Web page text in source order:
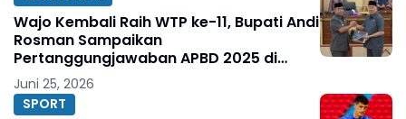
Wajo Kembali Raih WTP ke-11, Bupati Andi
Rosman Sampaikan
Pertanggungjawaban APBD 2025 di
DPRD
Juni 25, 2026
SPORT